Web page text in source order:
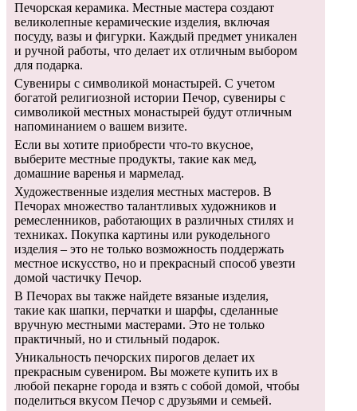
Печорская керамика. Местные мастера создают
великолепные керамические изделия, включая
посуду, вазы и фигурки. Каждый предмет уникален
и ручной работы, что делает их отличным выбором
для подарка.
Сувениры с символикой монастырей. С учетом
богатой религиозной истории Печор, сувениры с
символикой местных монастырей будут отличным
напоминанием о вашем визите.
Если вы хотите приобрести что-то вкусное,
выберите местные продукты, такие как мед,
домашние варенья и мармелад.
Художественные изделия местных мастеров. В
Печорах множество талантливых художников и
ремесленников, работающих в различных стилях и
техниках. Покупка картины или рукодельного
изделия – это не только возможность поддержать
местное искусство, но и прекрасный способ увезти
домой частичку Печор.
В Печорах вы также найдете вязаные изделия,
такие как шапки, перчатки и шарфы, сделанные
вручную местными мастерами. Это не только
практичный, но и стильный подарок.
Уникальность печорских пирогов делает их
прекрасным сувениром. Вы можете купить их в
любой пекарне города и взять с собой домой, чтобы
поделиться вкусом Печор с друзьями и семьей.